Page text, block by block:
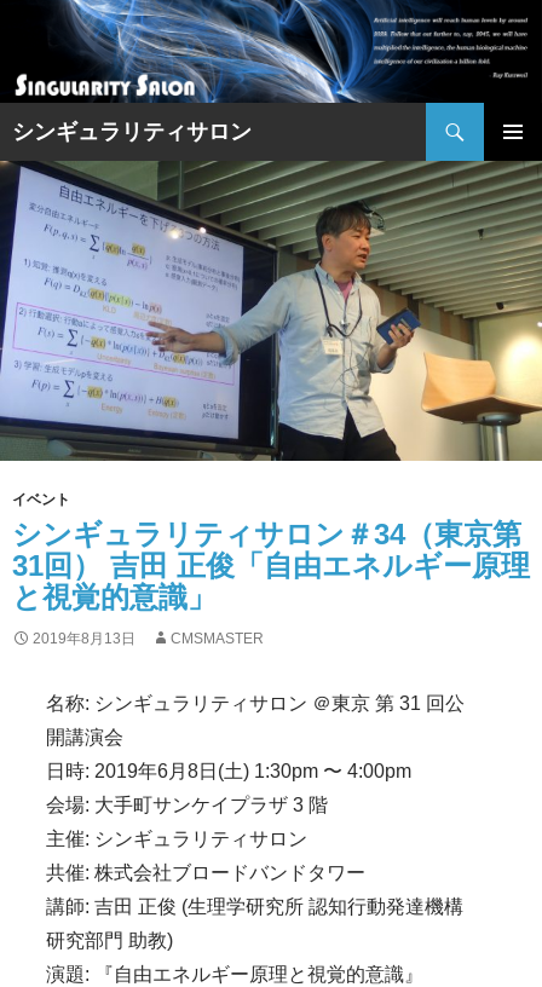
テ
ス
キ
ッ
プ
シンギュラリティサロン
メイン
メニュ
ー
イベント
シンギュラリティサロン＃34（東京第
31回） 吉田 正俊「自由エネルギー原理
と視覚的意識」
2019年8月13日 CMSMASTER
名称: シンギュラリティサロン ＠東京 第 31 回公
開講演会
日時: 2019年6月8日(土) 1:30pm 〜 4:00pm
会場: 大手町サンケイプラザ 3 階
主催: シンギュラリティサロン
共催: 株式会社ブロードバンドタワー
講師: 吉田 正俊 (生理学研究所 認知行動発達機構
研究部門 助教)
演題: 『自由エネルギー原理と視覚的意識』